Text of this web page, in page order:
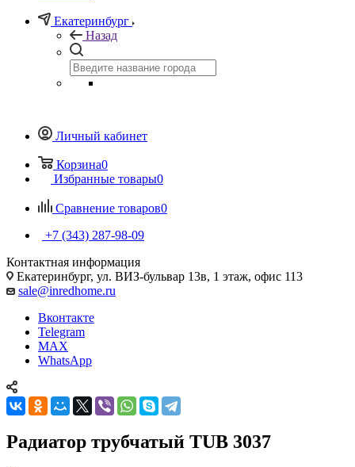
Екатеринбург
Назад
Личный кабинет
Корзина0
Избранные товары0
Сравнение товаров0
+7 (343) 287-98-09
Контактная информация
Екатеринбург, ул. ВИЗ-бульвар 13в, 1 этаж, офис 113
sale@inredhome.ru
Вконтакте
Telegram
MAX
WhatsApp
Радиатор трубчатый TUB 3037